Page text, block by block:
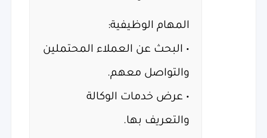
المهام الوظيفية:
• البحث عن العملاء المحتملين
والتواصل معهم.
• عرض خدمات الوكالة
والتعريف بها.